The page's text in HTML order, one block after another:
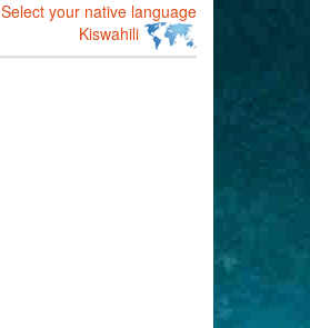
Select your native language
Kiswahili